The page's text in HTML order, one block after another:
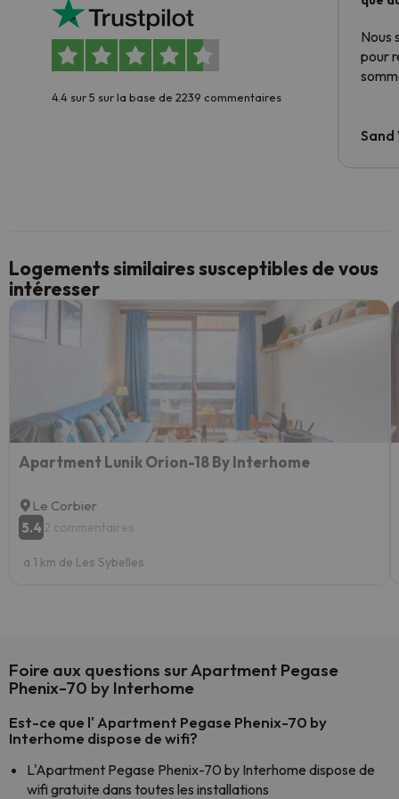
4.4 sur 5 sur la base de 2239 commentaires
Nous
pour
Sand
Logements similaires susceptibles de vous
intéresser
Apartment Lunik Orion-18 By Interhome
Le Corbier
5.42 commentaires
a 1 km de Les Sybelles
Foire aux questions sur Apartment Pegase
Phenix-70 by Interhome
Est-ce que l' Apartment Pegase Phenix-70 by
Interhome dispose de wifi?
L'Apartment Pegase Phenix-70 by Interhome dispose de
wifi gratuite dans toutes les installations